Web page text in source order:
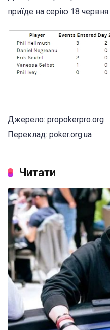
приїде на серію 18 червня.
Джерело: propokerpro.org
Переклад: poker.org.ua
Читати